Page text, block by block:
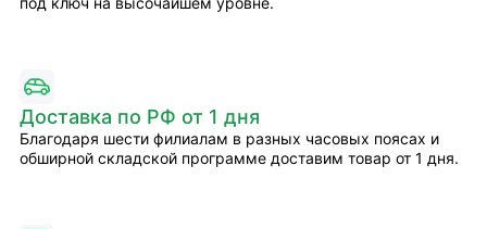
Доставка по РФ от 1 дня
Благодаря шести филиалам в разных часовых поясах и
обширной складской программе доставим товар от 1 дня.